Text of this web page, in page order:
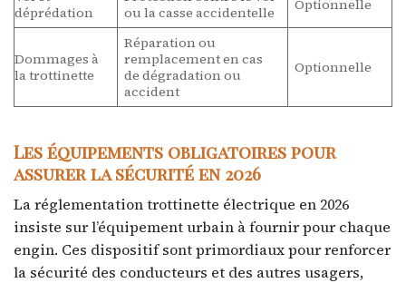
déprédation
ou la casse accidentelle
Optionnelle
Dommages à
la trottinette
Réparation ou
remplacement en cas
de dégradation ou
accident
Optionnelle
Les équipements obligatoires pour
assurer la sécurité en 2026
La réglementation trottinette électrique en 2026
insiste sur l’équipement urbain à fournir pour chaque
engin. Ces dispositif sont primordiaux pour renforcer
la sécurité des conducteurs et des autres usagers,